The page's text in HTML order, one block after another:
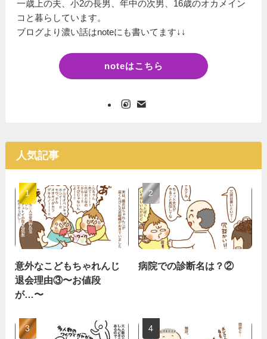
一歳上の夫、小2の長男、年中の次男、16歳のオカメイン
コと暮らしています。
ブログより濃い話はnoteにも書いてます↓↓
noteはこちら
人気記事
意外なこどもちゃれんじ
退会理由③〜お値段
が…〜
病院での診断名は？②